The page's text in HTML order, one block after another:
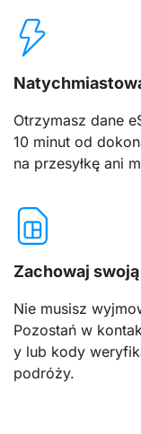
Otrzymasz dane
10 minut od
na przesyłkę ani
Zachowaj
Nie musisz
Pozostań w
y lub kody
podróży.